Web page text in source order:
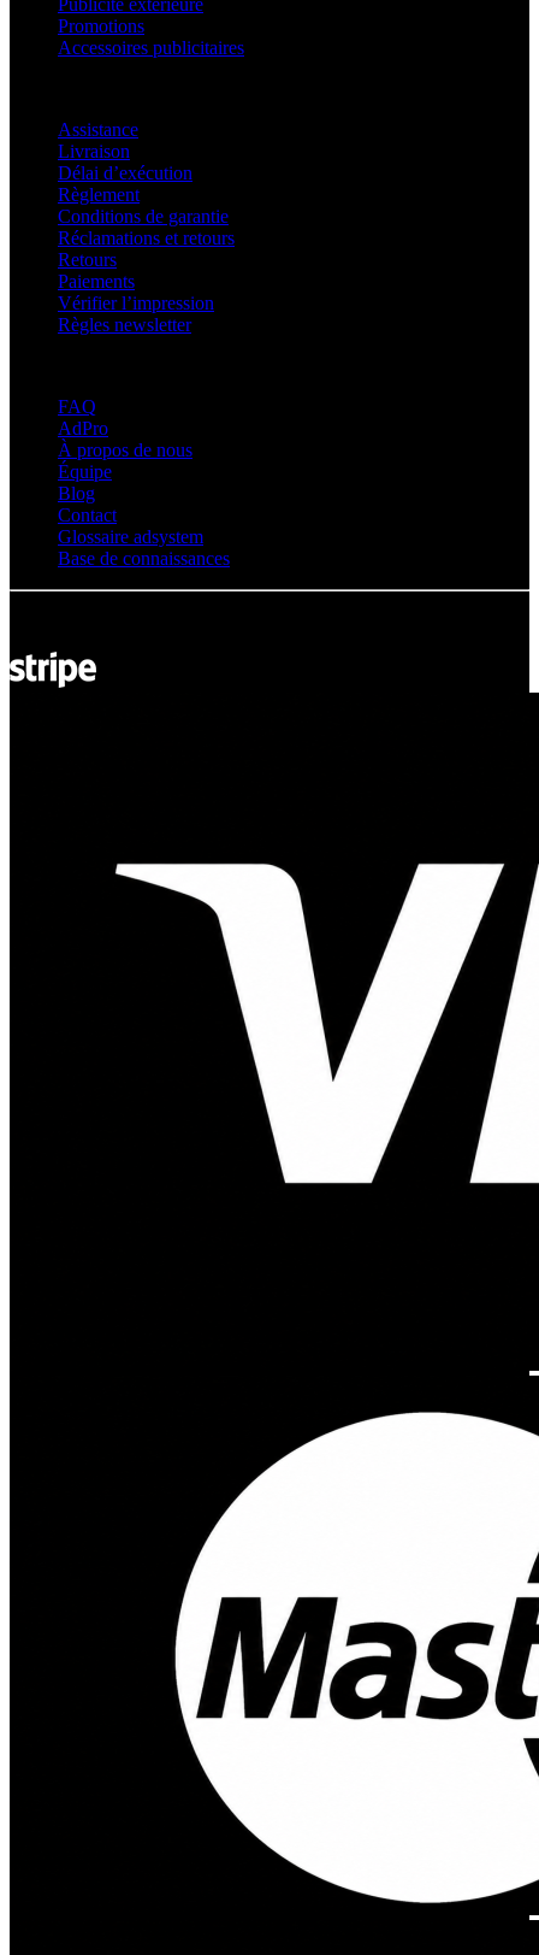
Promotions
Accessoires publicitaires
Assistance
Livraison
Délai d’exécution
Règlement
Conditions de garantie
Réclamations et retours
Retours
Paiements
Vérifier l’impression
Règles newsletter
FAQ
AdPro
À propos de nous
Équipe
Blog
Contact
Glossaire adsystem
Base de connaissances